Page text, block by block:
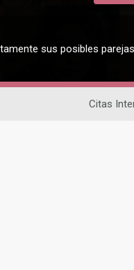
sus posibles parejas
Citas